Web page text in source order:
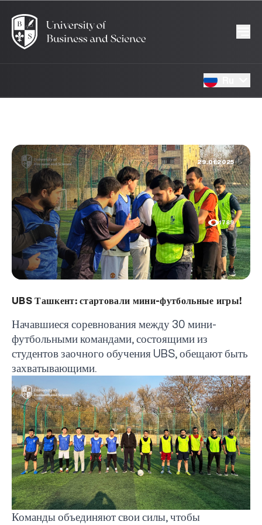
29.01.2025
1789
UBS Ташкент: стартовали мини-футбольные игры!
Начавшиеся соревнования между 30 мини-
футбольными командами, состоящими из
студентов заочного обучения UBS , обещают быть
захватывающими.
Команды объединяют свои силы, чтобы